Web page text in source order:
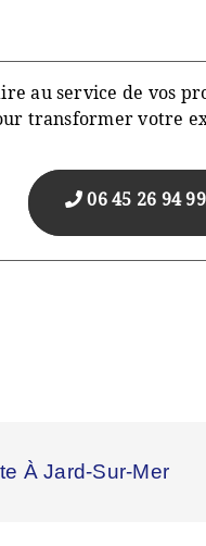
au service de vos
transformer votre
06 45 26 94 99
À Jard-Sur-Mer